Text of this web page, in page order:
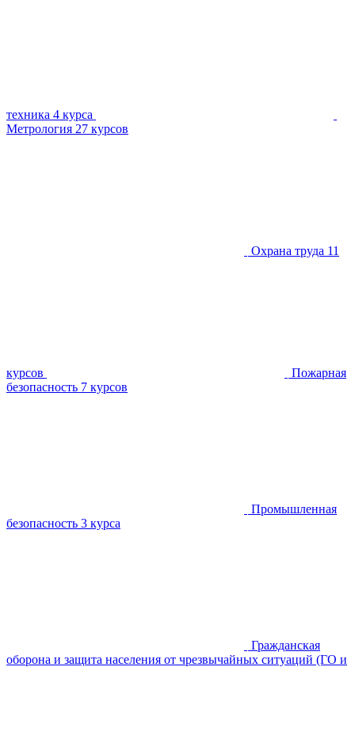
техника 4 курса
Метрология 27 курсов
Охрана труда 11
курсов
Пожарная
безопасность 7 курсов
Промышленная
безопасность 3 курса
Гражданская
оборона и защита населения от чрезвычайных ситуаций (ГО и